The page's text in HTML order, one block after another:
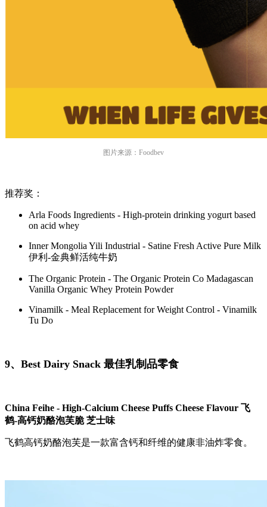
图片来源：Foodbev
推荐奖：
Arla Foods Ingredients - High-protein drinking yogurt based
on acid whey
Inner Mongolia Yili Industrial - Satine Fresh Active Pure Milk
伊利-金典鲜活纯牛奶
The Organic Protein - The Organic Protein Co Madagascan
Vanilla Organic Whey Protein Powder
Vinamilk - Meal Replacement for Weight Control - Vinamilk
Tu Do
9、Best Dairy Snack 最佳乳制品零食
China Feihe - High-Calcium Cheese Puffs Cheese Flavour 飞
鹤-高钙奶酪泡芙脆 芝士味
飞鹤高钙奶酪泡芙是一款富含钙和纤维的健康非油炸零食。